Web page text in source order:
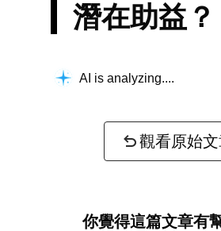
潛在助益？
AI is analyzing...
觀看原始
你覺得這篇文章有